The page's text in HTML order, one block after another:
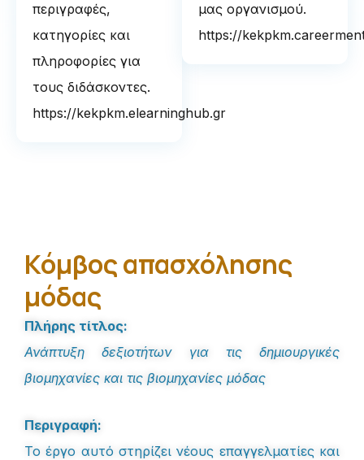
περιγραφές,
κατηγορίες και
πληροφορίες για
τους διδάσκοντες.
https://kekpkm.elearninghub.gr
μας οργανισμού.
https://
Κόμβος απασχόλησης
μόδας
Πλήρης τίτλος:
Ανάπτυξη δεξιοτήτων για τις δημιουργικές
βιομηχανίες και τις βιομηχανίες μόδας
Περιγραφή:
Το έργο αυτό στηρίζει νέους επαγγελματίες και